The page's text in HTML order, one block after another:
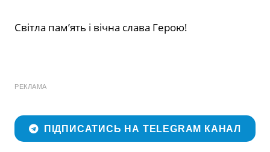
Світла пам’ять і вічна слава Герою!
РЕКЛАМА
ПІДПИСАТИСЬ НА TELEGRAM КАНАЛ